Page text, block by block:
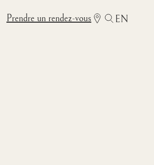
Prendre un rendez-vous EN